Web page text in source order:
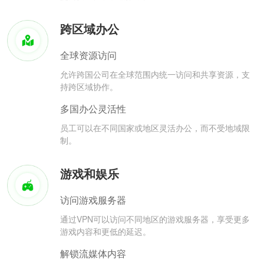
跨区域办公
全球资源访问
允许跨国公司在全球范围内统一访问和共享资源，支
持跨区域协作。
多国办公灵活性
员工可以在不同国家或地区灵活办公，而不受地域限
制。
游戏和娱乐
访问游戏服务器
通过VPN可以访问不同地区的游戏服务器，享受更多
游戏内容和更低的延迟。
解锁流媒体内容